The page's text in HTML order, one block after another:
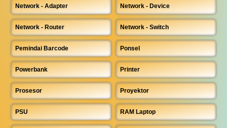
Network - Adapter Network - Device
Network - Router Network - Switch
Pemindai Barcode Ponsel
Powerbank Printer
Prosesor Proyektor
PSU RAM Laptop